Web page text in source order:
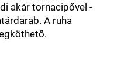
akár tornacipővel -
A ruha